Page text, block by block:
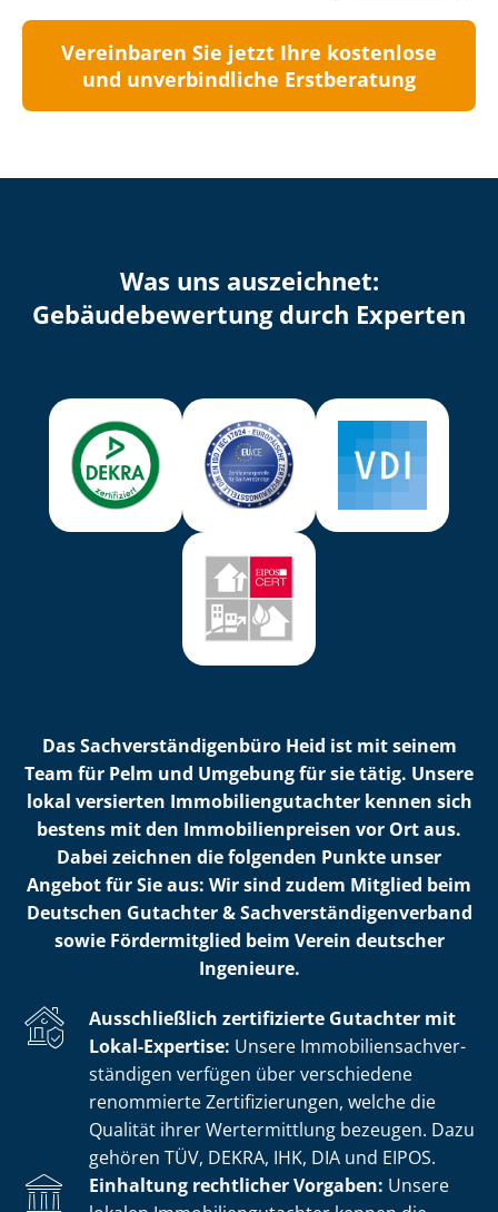
Vereinbaren Sie jetzt Ihre kostenlose
und unverbindliche Erstberatung
Was uns auszeichnet:
Ge­bäu­de­be­wer­tung durch Experten
Das Sach­ver­stän­di­gen­bü­ro Heid ist mit seinem
Team für Pelm und Umgebung für sie tätig. Unsere
lokal versierten Im­mo­bi­li­en­gut­ach­ter kennen sich
bestens mit den Im­mo­bi­li­en­prei­sen vor Ort aus.
Dabei zeichnen die folgenden Punkte unser
Angebot für Sie aus: Wir sind zudem Mitglied beim
Deutschen Gutachter & Sach­ver­stän­di­gen­ver­band
sowie Fördermitglied beim Verein deutscher
Ingenieure.
Ausschließlich zertifizierte Gutachter mit
Lokal-Expertise: Unsere Im­mo­bi­li­en­sach­ver­
stän­di­gen verfügen über verschiedene
renommierte Zer­ti­fi­zie­run­gen, welche die
Qualität ihrer Wertermittlung bezeugen. Dazu
gehören TÜV, DEKRA, IHK, DIA und EIPOS.
Einhaltung rechtlicher Vorgaben: Unsere